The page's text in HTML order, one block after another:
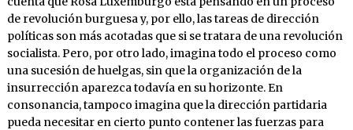
de revolución burguesa y, por ello, las tareas de dirección
políticas son más acotadas que si se tratara de una revolución
socialista. Pero, por otro lado, imagina todo el proceso como
una sucesión de huelgas, sin que la organización de la
insurrección aparezca todavía en su horizonte. En
consonancia, tampoco imagina que la dirección partidaria
pueda necesitar en cierto punto contener las fuerzas para